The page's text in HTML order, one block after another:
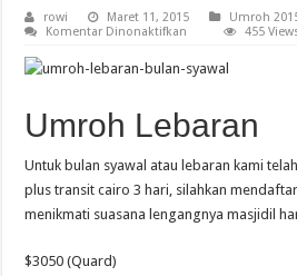
rowi Maret 11, 2015
Umroh
Komentar Dinonaktifkan
syawal
455
Umroh Lebaran
Untuk bulan syawal atau lebaran kami
plus transit cairo 3 hari, silahkan
menikmati suasana lengangnya masjidil
$3050 (Quard)